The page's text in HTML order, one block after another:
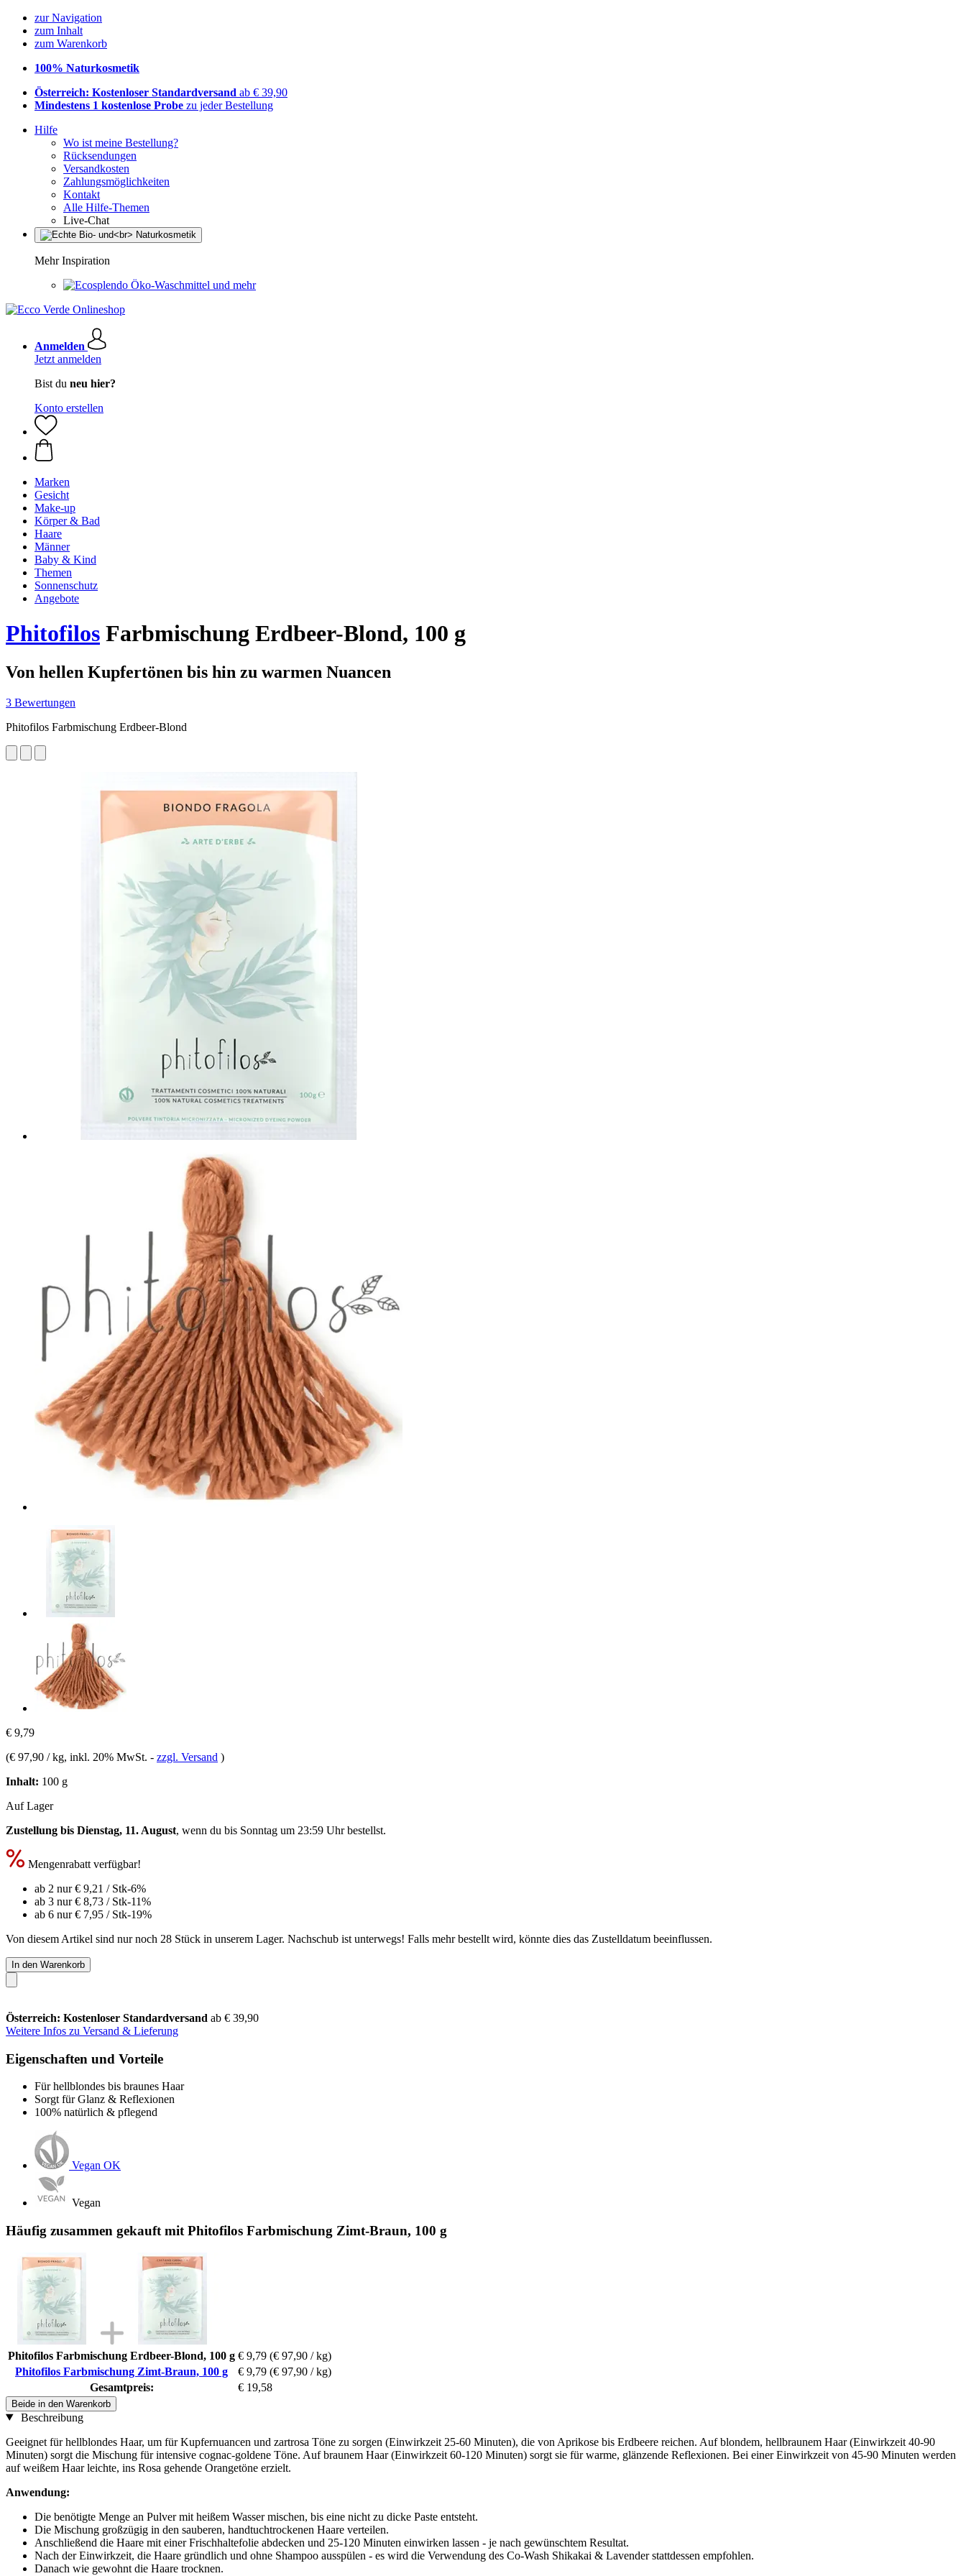
zur Navigation
zum Inhalt
zum Warenkorb
100% Naturkosmetik
Österreich: Kostenloser Standardversand ab € 39,90
Mindestens 1 kostenlose Probe zu jeder Bestellung
Hilfe
Wo ist meine Bestellung?
Rücksendungen
Versandkosten
Zahlungsmöglichkeiten
Kontakt
Alle Hilfe-Themen
Live-Chat
Mehr Inspiration
Öko-Waschmittel und mehr
Anmelden
Jetzt anmelden
Bist du neu hier?
Konto erstellen
Marken
Gesicht
Make-up
Körper & Bad
Haare
Männer
Baby & Kind
Themen
Sonnenschutz
Angebote
Phitofilos Farbmischung Erdbeer-Blond, 100 g
Von hellen Kupfertönen bis hin zu warmen Nuancen
3 Bewertungen
Phitofilos Farbmischung Erdbeer-Blond
€ 9,79
(€ 97,90 / kg, inkl. 20% MwSt. - zzgl. Versand )
Inhalt: 100 g
Auf Lager
Zustellung bis Dienstag, 11. August, wenn du bis Sonntag um 23:59 Uhrbestellst.
Mengenrabatt verfügbar!
ab 2 nur€ 9,21 / Stk-6%
ab 3 nur€ 8,73 / Stk-11%
ab 6 nur€ 7,95 / Stk-19%
Von diesem Artikel sind nur noch 28 Stück in unserem Lager. Nachschub ist unterwegs! Falls mehr bestellt wird, könnte dies das Zustelldatum beeinflussen.
In den Warenkorb
Österreich: Kostenloser Standardversand ab € 39,90
Weitere Infos zu Versand & Lieferung
Eigenschaften und Vorteile
Für hellblondes bis braunes Haar
Sorgt für Glanz & Reflexionen
100% natürlich & pflegend
Vegan OK
Vegan
Häufig zusammen gekauft mit Phitofilos Farbmischung Zimt-Braun, 100 g
Phitofilos Farbmischung Erdbeer-Blond, 100 g € 9,79 (€ 97,90 / kg)
Phitofilos Farbmischung Zimt-Braun, 100 g
€ 9,79 (€ 97,90 / kg)
Gesamtpreis:
€ 19,58
Beide in den Warenkorb
Beschreibung
Geeignet für hellblondes Haar, um für Kupfernuancen und zartrosa Töne zu sorgen (Einwirkzeit 25-60 Minuten), die von Aprikose bis Erdbeere reichen. Auf blondem, hellbraunem Haar (Einwirkzeit 40-90
Minuten) sorgt die Mischung für intensive cognac-goldene Töne. Auf braunem Haar (Einwirkzeit 60-120 Minuten) sorgt sie für warme, glänzende Reflexionen. Bei einer Einwirkzeit von 45-90 Minuten werden
auf weißem Haar leichte, ins Rosa gehende Orangetöne erzielt.
Anwendung:
Die benötigte Menge an Pulver mit heißem Wasser mischen, bis eine nicht zu dicke Paste entsteht.
Die Mischung großzügig in den sauberen, handtuchtrockenen Haare verteilen.
Anschließend die Haare mit einer Frischhaltefolie abdecken und 25-120 Minuten einwirken lassen - je nach gewünschtem Resultat.
Nach der Einwirkzeit, die Haare gründlich und ohne Shampoo ausspülen - es wird die Verwendung des Co-​Wash Shikakai & Lavender stattdessen empfohlen.
Danach wie gewohnt die Haare trocknen.